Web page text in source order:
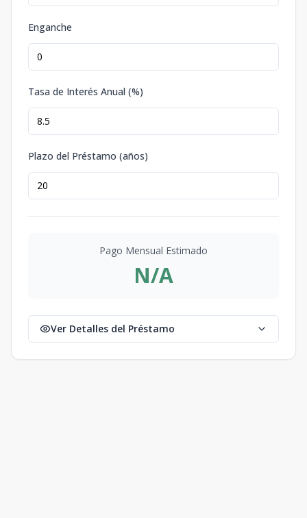
Enganche
Tasa de Interés Anual (%)
Plazo del Préstamo (años)
Pago Mensual Estimado
N/A
Ver Detalles del Préstamo